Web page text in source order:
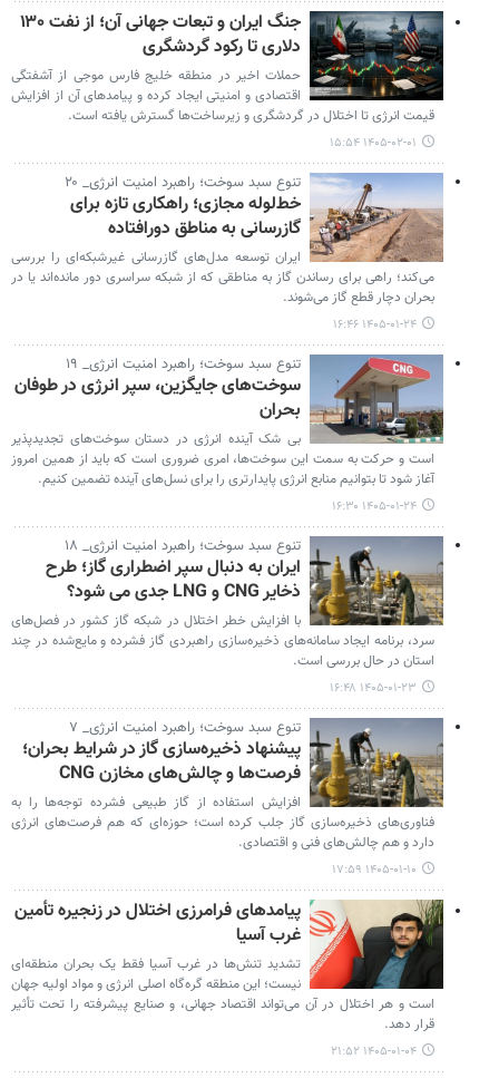
جنگ ایران و تبعات جهانی آن؛ از نفت ۱۳۰
دلاری تا رکود گردشگری
حملات اخیر در منطقه خلیج فارس موجی از آشفتگی
اقتصادی و امنیتی ایجاد کرده و پیامدهای آن از افزایش
قیمت انرژی تا اختلال در گردشگری و زیرساخت‌ها گسترش یافته است.
۱۴۰۵-۰۲-۰۱ ۱۵:۵۴
تنوع سبد سوخت؛ راهبرد امنیت انرژی_ ۲۰
خط‌لوله مجازی؛ راهکاری تازه برای
گازرسانی به مناطق دورافتاده
ایران توسعه مدل‌های گازرسانی غیرشبکه‌ای را بررسی
می‌کند؛ راهی برای رساندن گاز به مناطقی که از شبکه سراسری دور مانده‌اند یا در
بحران دچار قطع گاز می‌شوند.
۱۴۰۵-۰۱-۲۴ ۱۶:۴۶
تنوع سبد سوخت؛ راهبرد امنیت انرژی_ ۱۹
سوخت‌های جایگزین، سپر انرژی در طوفان
بحران
بی شک آینده‌ انرژی در دستان سوخت‌های تجدیدپذیر
است و حرکت به سمت این سوخت‌ها، امری ضروری است که باید از همین امروز
آغاز شود تا بتوانیم منابع انرژی پایدارتری را برای نسل‌های آینده تضمین کنیم.
۱۴۰۵-۰۱-۲۴ ۱۶:۳۰
تنوع سبد سوخت؛ راهبرد امنیت انرژی_ ۱۸
ایران به دنبال سپر اضطراری گاز؛ طرح
ذخایر CNG و LNG جدی‌ می شود؟
با افزایش خطر اختلال در شبکه گاز کشور در فصل‌های
سرد، برنامه ایجاد سامانه‌های ذخیره‌سازی راهبردی گاز فشرده و مایع‌شده در چند
استان در حال بررسی است.
۱۴۰۵-۰۱-۲۳ ۱۶:۴۸
تنوع سبد سوخت؛ راهبرد امنیت انرژی_ ۷
پیشنهاد ذخیره‌سازی گاز در شرایط بحران؛
فرصت‌ها و چالش‌های مخازن CNG
افزایش استفاده از گاز طبیعی فشرده توجه‌ها را به
فناوری‌های ذخیره‌سازی گاز جلب کرده است؛ حوزه‌ای که هم فرصت‌های انرژی
دارد و هم چالش‌های فنی و اقتصادی.
۱۴۰۵-۰۱-۱۰ ۱۷:۵۹
پیامدهای فرامرزی اختلال در زنجیره تأمین
غرب آسیا
تشدید تنش‌ها در غرب آسیا فقط یک بحران منطقه‌ای
نیست؛ این منطقه گره‌گاه اصلی انرژی و مواد اولیه جهان
است و هر اختلال در آن می‌تواند اقتصاد جهانی، و صنایع پیشرفته را تحت تأثیر
قرار دهد.
۱۴۰۵-۰۱-۰۴ ۲۱:۵۲